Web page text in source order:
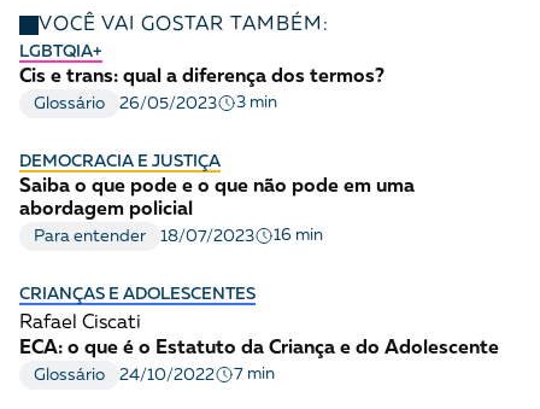
VOCÊ VAI GOSTAR TAMBÉM:
LGBTQIA+
Cis e trans: qual a diferença dos termos?
Glossário 26/05/2023 3 min
DEMOCRACIA E JUSTIÇA
Saiba o que pode e o que não pode em uma
abordagem policial
Para entender 18/07/2023 16 min
CRIANÇAS E ADOLESCENTES
Rafael Ciscati
ECA: o que é o Estatuto da Criança e do Adolescente
Glossário 24/10/2022 7 min